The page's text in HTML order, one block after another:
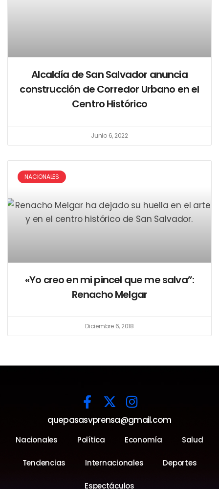
Alcaldía de San Salvador anuncia
construcción de Corredor Urbano en el
Centro Histórico
Junio 6, 2022
NACIONALES
«Yo creo en mi pincel que me salva”:
Renacho Melgar
Diciembre 6, 2018
quepasasvprensa@gmail.com
Nacionales Política Economía Salud
Tendencias Internacionales Deportes
Espectáculos